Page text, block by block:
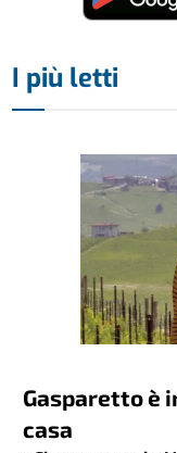
I più letti
Gasparetto è
casa